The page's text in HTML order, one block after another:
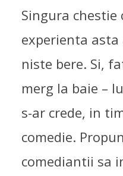
Singura
experienta
niste bere. Si,
merg la baie –
s-ar crede, in
comedie.
comediantii sa